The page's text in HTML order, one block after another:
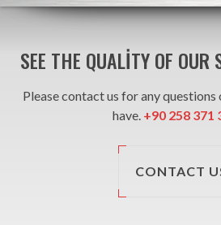
SEE THE QUALITY OF OUR
Please contact us for any
have. +90 258 371
CONTACT